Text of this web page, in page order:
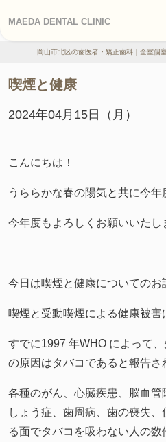
MAEDA DENTAL CLINIC
岡山市北区の歯医者・矯正歯科｜全室個
喫煙と健康
2024年04月15日（月）
こんにちは！
うららかな春の陽気と共に今年
今年度もよろしくお願いいたし
今日は喫煙と健康についてのお
喫煙と受動喫煙による健康被害
すでに1997 年WHO によって
の原因はタバコであると報告さ
各種のがん、心臓疾患、脳血管
しょう症、歯周病、歯の喪失
る面でタバコを吸わない人の数